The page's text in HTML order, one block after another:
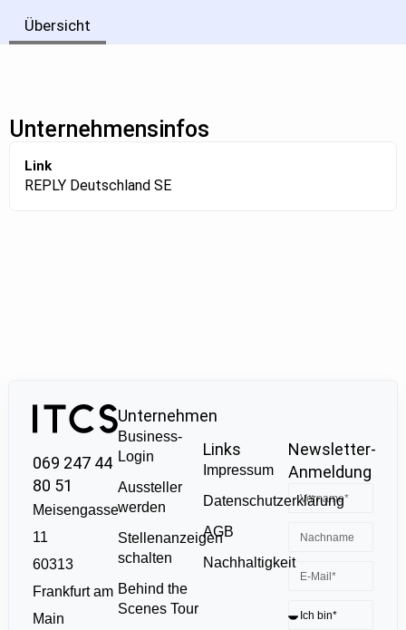
Übersicht
Unternehmensinfos
Link
REPLY Deutschland SE
069 247 44
80 51
Meisengasse
11
60313
Frankfurt am
Main
Unternehmen
Business-
Login
Aussteller
werden
Stellenanzeigen
schalten
Behind the
Scenes Tour
Links
Impressum
Datenschutzerklärung
AGB
Nachhaltigkeit
Newsletter-
Anmeldung